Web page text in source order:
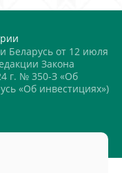
Беларусь от 12 июля
Закона
г. № 350-З «Об
«Об инвестициях»)